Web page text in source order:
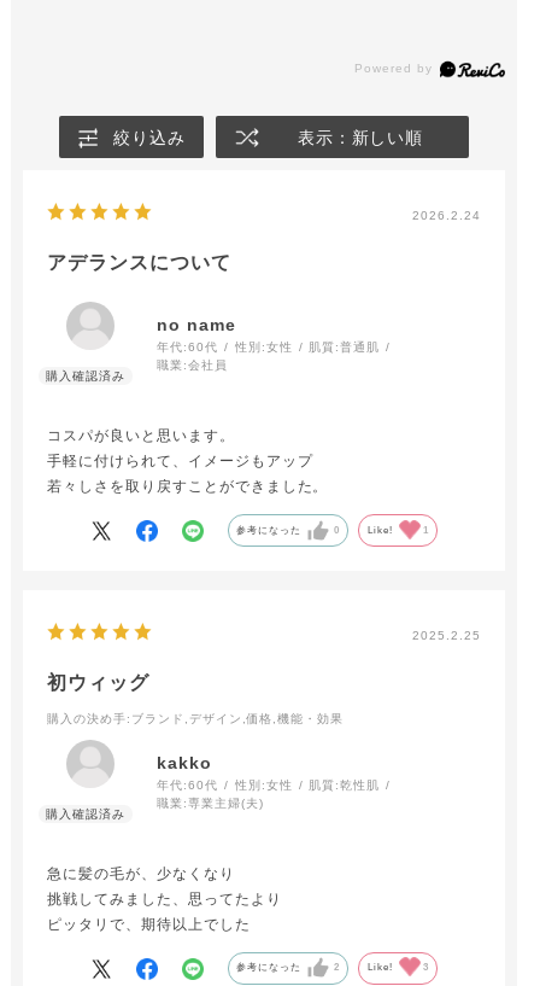
絞り込み 表示：新しい順
2026.2.24
アデランスについて
no name
年代:60代 性別:女性 肌質:普通肌
職業:会社員
コスパが良いと思います。
手軽に付けられて、イメージもアップ
若々しさを取り戻すことができました。
参考になった 0 Like! 1
2025.2.25
初ウィッグ
購入の決め手:ブランド,デザイン,価格,機能・効果
kakko
年代:60代 性別:女性 肌質:乾性肌
職業:専業主婦(夫)
急に髪の毛が、少なくなり
挑戦してみました、思ってたより
ピッタリで、期待以上でした
参考になった 2 Like! 3